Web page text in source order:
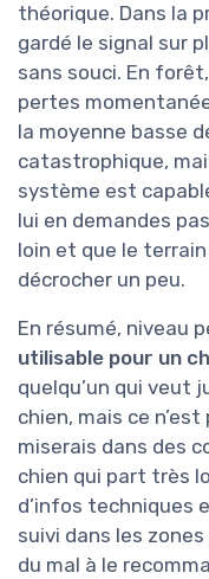
théorique. Dans la
gardé le signal sur
sans souci. En
pertes
la moyenne basse
catastrophique,
système est
lui en demandes
loin et que le
décrocher un peu.
En résumé, niveau
utilisable pour un
quelqu’un qui veut
chien, mais ce
miserais dans des
chien qui part très
d’infos techniques
suivi dans les
du mal à le